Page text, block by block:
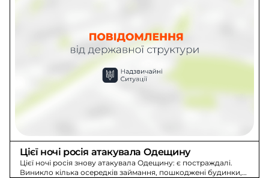
Цієї ночі росія атакувала Одещину
Цієї ночі росія знову атакувала Одещину: є постраждалі.
Виникло кілька осередків займання, пошкоджені будинки,